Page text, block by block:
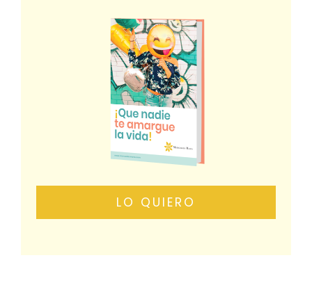
LO QUIERO